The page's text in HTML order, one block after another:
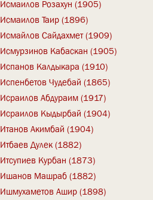
Исмаилов Розахун (1905)
Исмаилов Таир (1896)
Исмайлов Сайдахмет (1909)
Исмурзинов Кабаскан (1905)
Испанов Калдыкара (1910)
Испенбетов Чудебай (1865)
Исраилов Абдураим (1917)
Исраилов Кыдырбай (1904)
Итанов Акимбай (1904)
Итбаев Дулек (1882)
Итсупиев Курбан (1873)
Ишанов Машраб (1882)
Ишмухаметов Ашир (1898)